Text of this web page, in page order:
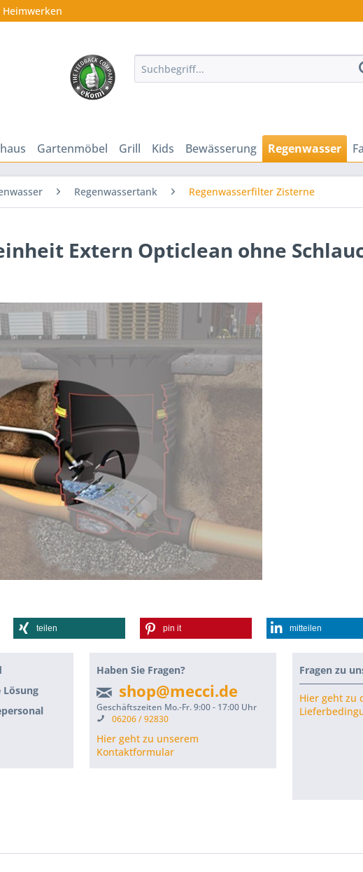
Gartenmöbel Grill Kids Bewässerung Regenwasser
Regenwassertank Regenwasserfilter Zisterne
Extern Opticlean ohne
teilen pin it mitteilen
Lösung
Haben Sie Fragen?
shop@mecci.de
Geschäftszeiten Mo.-Fr. 9:00 - 17:00 Uhr
06206 / 92830
Hier geht zu unserem
Kontaktformular
Fragen zu
Hier geht zu